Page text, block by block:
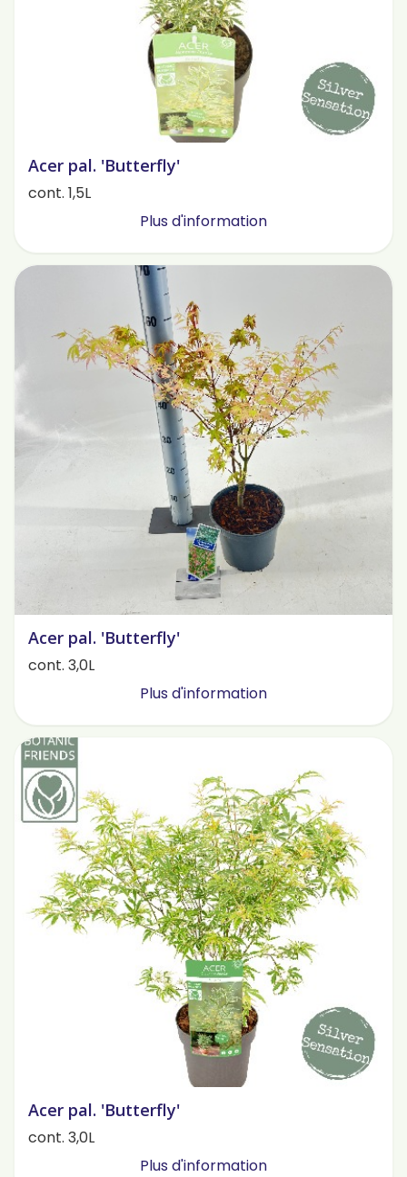
Acer pal. 'Butterfly'
cont. 1,5L
Plus d'information
Acer pal. 'Butterfly'
cont. 3,0L
Plus d'information
Acer pal. 'Butterfly'
cont. 3,0L
Plus d'information